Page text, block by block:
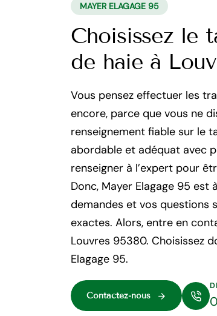
MAYER ELAGAGE 95
Choisissez le
de haie à
Vous pensez effectuer les
encore, parce que vous ne
renseignement fiable sur le
abordable et adéquat avec
renseigner à l’expert pour
Donc, Mayer Elagage 95
demandes et vos questions
exactes. Alors, entre en
Louvres 95380. Choisissez
Elagage 95.
Contactez-nous